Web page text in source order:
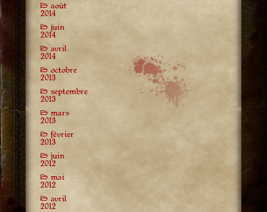
août
2014
juin
2014
avril
2014
octobre
2013
septembre
2013
mars
2013
février
2013
juin
2012
mai
2012
avril
2012